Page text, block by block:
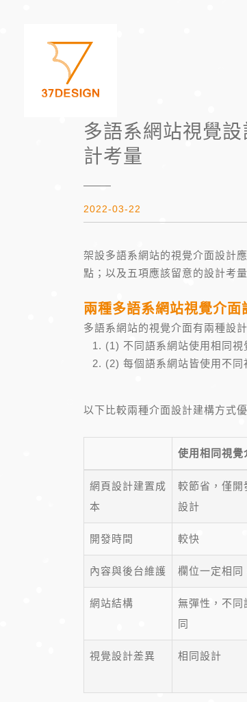
多語系網站視覺
計考量
2022-03-22
架設多語系網站的視覺介面設計
點；以及五項應該留意的設計考量
兩種多語系網站視覺介面
多語系網站的視覺介面有兩種設
(1) 不同語系網站使用相同
(2) 每個語系網站皆使用不同
以下比較兩種介面設計建構方式優
使用相同視覺
網頁設計建置成
本
較節省，僅開
設計
開發時間 較快
內容與後台維護 欄位一定相同
網站結構
無彈性，不同
同
視覺設計差異 相同設計